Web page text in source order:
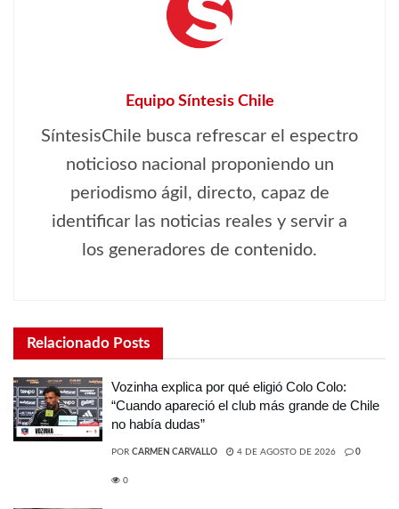
Equipo Síntesis Chile
SíntesisChile busca refrescar el espectro
noticioso nacional proponiendo un
periodismo ágil, directo, capaz de
identificar las noticias reales y servir a
los generadores de contenido.
Relacionado Posts
Vozinha explica por qué eligió Colo Colo:
“Cuando apareció el club más grande de Chile
no había dudas”
POR CARMEN CARVALLO 4 DE AGOSTO DE 2026 0
0